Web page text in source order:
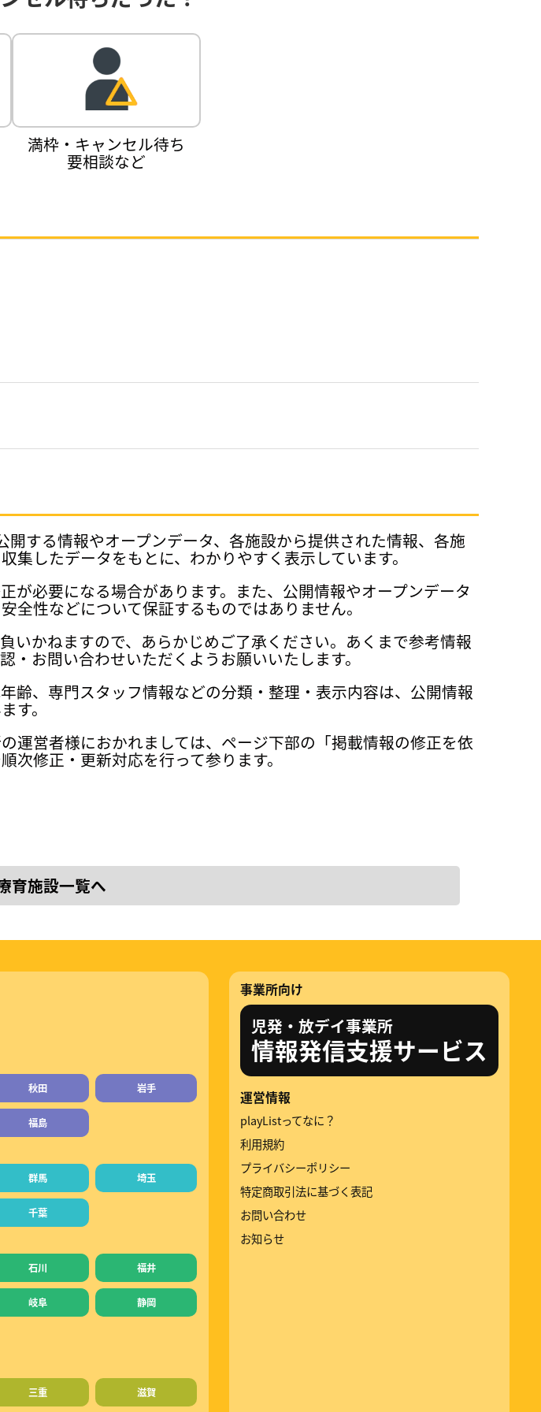
満枠・キャンセル待ち
要相談など
する情報やオープンデータ、各施設から提供された情報、各施
したデータをもとに、わかりやすく表示しています。
が必要になる場合があります。また、公開情報やオープンデータ
性などについて保証するものではありません。
いかねますので、あらかじめご了承ください。あくまで参考情報
お問い合わせいただくようお願いいたします。
齢、専門スタッフ情報などの分類・整理・表示内容は、公開情報
す。
運営者様におかれましては、ページ下部の「掲載情報の修正を依
修正・更新対応を行って参ります。
育施設一覧へ
秋田 岩手
福島
群馬 埼玉
千葉
石川 福井
岐阜 静岡
三重 滋賀
事業所向け
児発・放デイ事業所
情報発信支援サービス
運営情報
playListってなに？
利用規約
プライバシーポリシー
特定商取引法に基づく表記
お問い合わせ
お知らせ